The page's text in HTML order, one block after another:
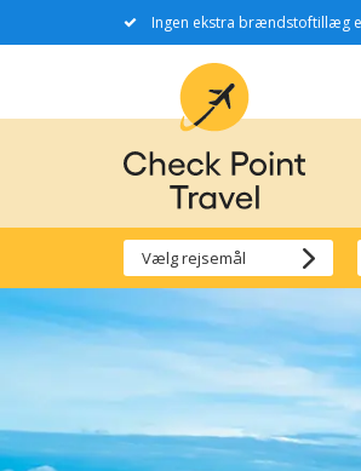
Ingen ekstra brændstoftillæg